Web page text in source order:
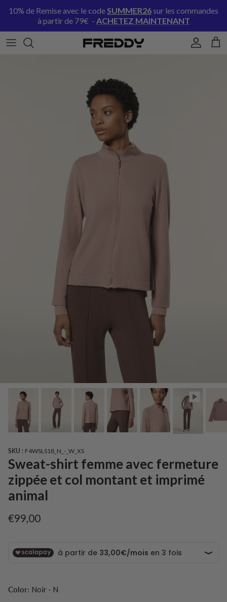
10% de Remise avec le codeSUMMER26sur les commandes
à partir de 79€ - ACHETEZ MAINTENANT
Compte
SKU : F4WSLS18_N_-_W_XS
Sweat-shirt femme avec fermeture
zippée et col montant et imprimé
animal
Prix habituel
€99,00
Color: Noir - N